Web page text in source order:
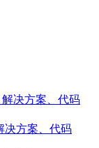
决方案、代码
决方案、代码